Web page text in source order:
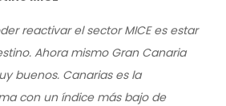
reactivar el sector MICE es estar
Ahora mismo Gran Canaria
buenos. Canarias es la
con un índice más bajo de